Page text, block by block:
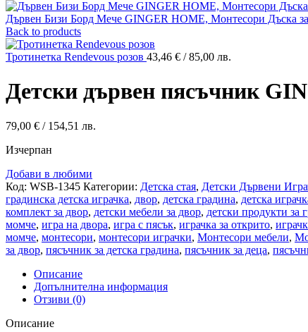
Дървен Бизи Борд Мече GINGER HOME, Монтесори Дъска
Back to products
Тротинетка Rendevous розов 43,46 € / 85,00 лв.
Детски дървен пясъчник
79,00 € / 154,51 лв.
Изчерпан
Добави в любими
Код: WSB-1345 Категории: Детска стая, Детски Дървени
градинска детска играчка, двор, детска градина, детска
комплект за двор, детски мебели за двор, детски продукти за
момче, игра на двора, игра с пясък, играчка за открито,
момче, монтесори, монтесори играчки, Монтесори мебели,
за двор, пясъчник за детска градина, пясъчник за деца,
Описание
Допълнителна информация
Отзиви (0)
Описание